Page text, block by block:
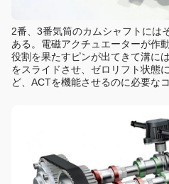
2番、3番気筒のカムシャフトには
ある。電磁アクチュエーターが作
役割を果たすピンが出てきて溝に
をスライドさせ、ゼロリフト状態
ど、ACTを機能させるのに必要な